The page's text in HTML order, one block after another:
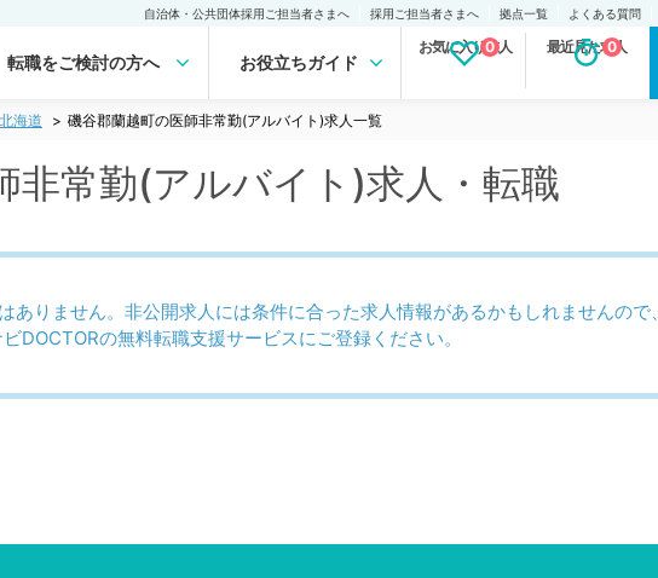
自治体・公共団体採用ご担当者さまへ 採用ご担当者さまへ 拠点一覧 よくある質問
転職をご検討の方へ お役立ちガイド
お気に入り求人
0 最近見た求人
0
北海道 磯谷郡蘭越町の医師非常勤(アルバイト)求人一覧
非常勤(アルバイト)求人・転職
ありません。非公開求人には条件に合った求人情報があるかもしれませんので、
DOCTORの無料転職支援サービスにご登録ください。